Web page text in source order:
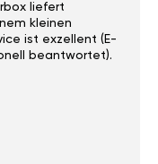
liefert
kleinen
ist exzellent (E-
beantwortet).